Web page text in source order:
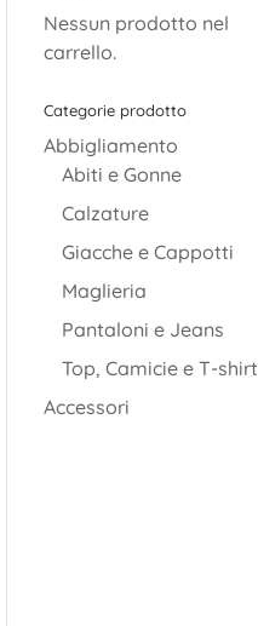
Nessun prodotto nel
carrello.
Categorie prodotto
Abbigliamento
Abiti e Gonne
Calzature
Giacche e Cappotti
Maglieria
Pantaloni e Jeans
Top, Camicie e T-shirt
Accessori